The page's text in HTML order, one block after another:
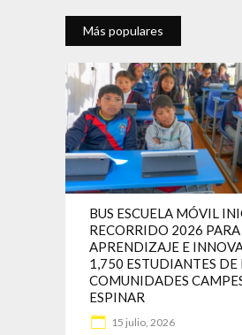
Más populares
BUS ESCUELA MÓVIL
RECORRIDO 2026 PARA
APRENDIZAJE E
1,750 ESTUDIANTES DE
COMUNIDADES
ESPINAR
15 julio, 2026